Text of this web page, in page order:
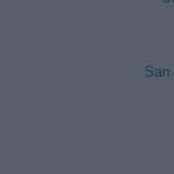
San